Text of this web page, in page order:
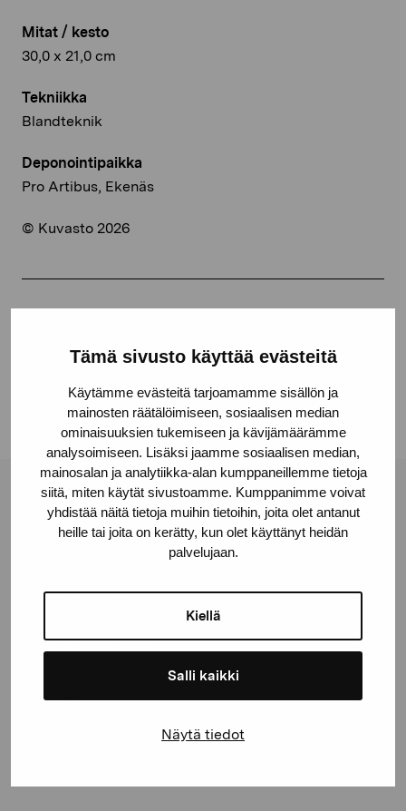
Tämä sivusto käyttää evästeitä
Käytämme evästeitä tarjoamamme sisällön ja
mainosten räätälöimiseen, sosiaalisen median
ominaisuuksien tukemiseen ja kävijämäärämme
analysoimiseen. Lisäksi jaamme sosiaalisen median,
mainosalan ja analytiikka-alan kumppaneillemme tietoja
siitä, miten käytät sivustoamme. Kumppanimme voivat
yhdistää näitä tietoja muihin tietoihin, joita olet antanut
heille tai joita on kerätty, kun olet käyttänyt heidän
palvelujaan.
Kiellä
Salli kaikki
Näytä tiedot
Mitat / kesto
30,0 x 21,0 cm
Tekniikka
Blandteknik
Deponointipaikka
Pro Artibus, Ekenäs
© Kuvasto 2026
Facebook
Pro Artibus -säätiö
Kustaa Vaasan katu 11
10600 Tammisaari
+358 (0)50 371 6339